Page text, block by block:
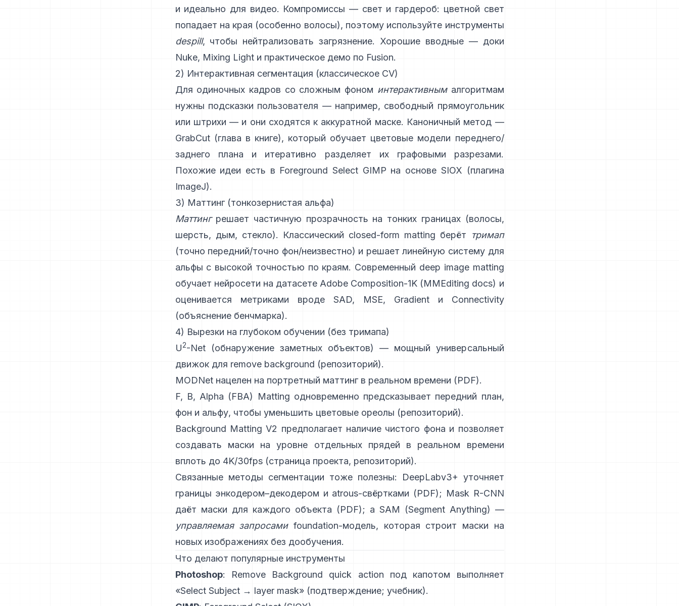
и идеально для видео. Компромиссы — свет и гардероб: цветной свет
попадает на края (особенно волосы), поэтому используйте инструменты
despill, чтобы нейтрализовать загрязнение. Хорошие вводные — доки
Nuke, Mixing Lightи практическое демо по Fusion.
2) Интерактивная сегментация (классическое CV)
Для одиночных кадров со сложным фоном интерактивнымалгоритмам
нужны подсказки пользователя — например, свободный прямоугольник
или штрихи — и они сходятся к аккуратной маске. Каноничный метод —
GrabCut (глава в книге), который обучает цветовые модели переднего/
заднего плана и итеративно разделяет их графовыми разрезами.
Похожие идеи есть в Foreground Select GIMP на основе SIOX (плагина
ImageJ).
3) Маттинг (тонкозернистая альфа)
Маттингрешает частичную прозрачность на тонких границах (волосы,
шерсть, дым, стекло). Классический closed-form matting берёт
тримап
(точно передний/точно фон/неизвестно) и решает линейную систему для
альфы с высокой точностью по краям. Современный deep image matting
обучает нейросети на датасете Adobe Composition-1K (MMEditing docs) и
оценивается метриками вроде
SAD, MSE, Gradient и Connectivity
(объяснение бенчмарка).
4) Вырезки на глубоком обучении (без тримапа)
U2-Net(обнаружение заметных объектов) — мощный универсальный
движок для remove background (репозиторий).
MODNetнацелен на портретный маттинг в реальном времени (PDF).
F, B, Alpha (FBA) Matting одновременно предсказывает передний план,
фон и альфу, чтобы уменьшить цветовые ореолы (репозиторий).
Background Matting V2 предполагает наличие чистого фона и позволяет
создавать маски на уровне отдельных прядей в реальном времени
вплоть до 4K/30fps (страница проекта, репозиторий).
Связанные методы сегментации тоже полезны:
DeepLabv3+ уточняет
границы энкодером–декодером и atrous-свёртками (PDF); Mask R-CNN
даёт маски для каждого объекта (PDF); а SAM (Segment Anything) —
управляемая запросамиfoundation-модель, которая строит маски на
новых изображениях без дообучения.
Что делают популярные инструменты
Photoshop: Remove Background quick action под капотом выполняет
«Select Subject → layer mask» (подтверждение; учебник).